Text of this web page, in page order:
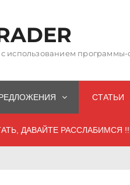
использованием
СТАТЬИ
ДАВАЙТЕ РАССЛАБИМСЯ